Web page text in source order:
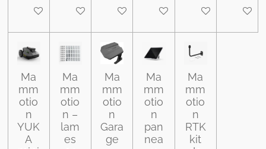
Ajouter au panierAjouter au panierAjouter au panierAjouter au panierAjouter au panier
Ajouter
Ma
mm
otio
n
YUK
A
Ma
mm
otio
n –
lam
es
Ma
mm
otio
n
Gara
ge
Ma
mm
otio
n
pan
nea
Ma
mm
otio
n
RTK
kit